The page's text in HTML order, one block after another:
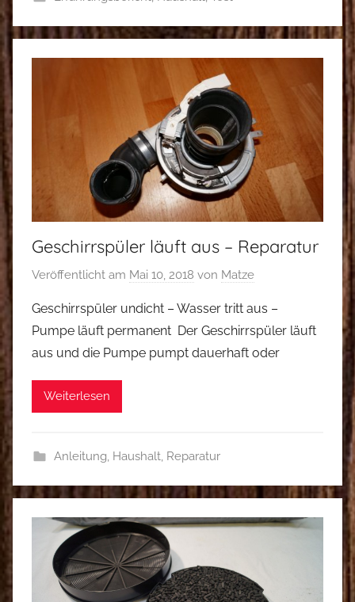
Geschirrspüler läuft aus – Reparatur
Veröffentlicht am Mai 10, 2018 von Matze
Geschirrspüler undicht – Wasser tritt aus –
Pumpe läuft permanent Der Geschirrspüler läuft
aus und die Pumpe pumpt dauerhaft oder
Weiterlesen
Anleitung, Haushalt, Reparatur